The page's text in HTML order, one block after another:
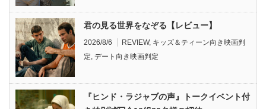
君の見る世界をなぞる【レビュー】
2026/8/6 REVIEW, キッズ＆ティーン向き映画判
定 デート向き映画判定
『ヒンド・ラジャブの声』トークイベント付